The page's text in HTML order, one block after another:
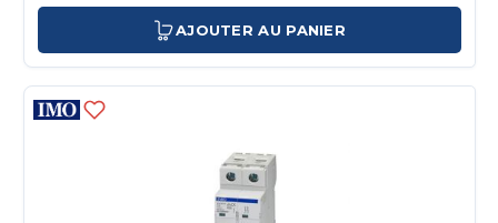
AJOUTER AU PANIER